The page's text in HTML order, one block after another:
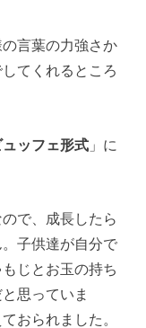
言葉の力強さか
てくれるところ
ュッフェ形式 」に
で、成長したら
子供達が自分で
じとお玉の持ち
思っていま
おられました。